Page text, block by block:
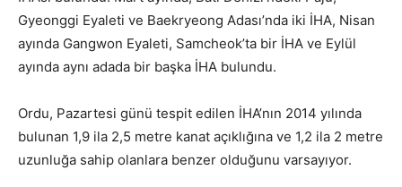
Gyeonggi Eyaleti ve Baekryeong Adası’nda iki İHA, Nisan
ayında Gangwon Eyaleti, Samcheok’ta bir İHA ve Eylül
ayında aynı adada bir başka İHA bulundu.
Ordu, Pazartesi günü tespit edilen İHA’nın 2014 yılında
bulunan 1,9 ila 2,5 metre kanat açıklığına ve 1,2 ila 2 metre
uzunluğa sahip olanlara benzer olduğunu varsayıyor.